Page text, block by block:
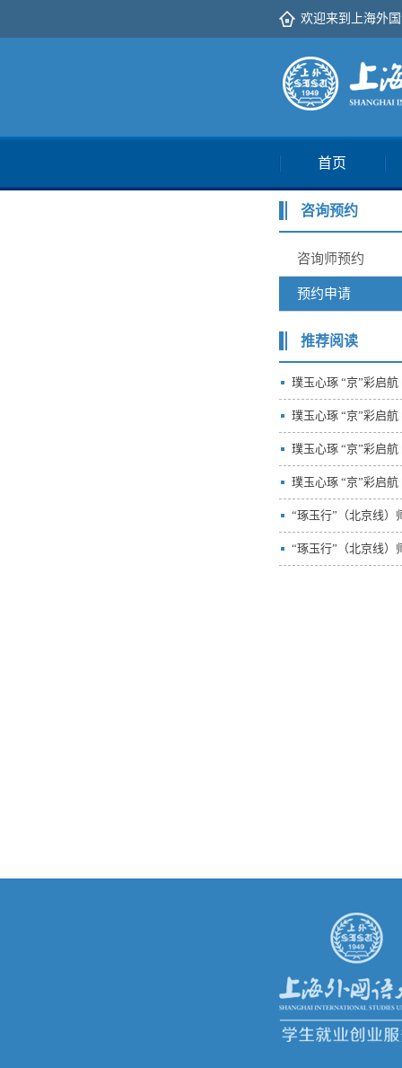
欢迎来到上海外
首页
咨询预约
咨询师预约
预约申请
推荐阅读